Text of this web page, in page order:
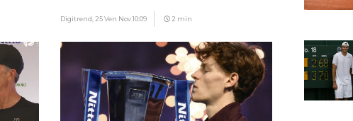
Digitrend, 25 Ven Nov 10:09 2 min